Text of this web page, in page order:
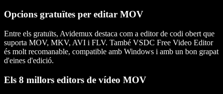
Opcions gratuïtes per editar MOV
Entre els gratuïts, Avidemux destaca com a editor de codi obert que
suporta MOV, MKV, AVI i FLV. També VSDC Free Video Editor
és molt recomanable, compatible amb Windows i amb un bon grapat
d'eines d'edició.
Els 8 millors editors de vídeo MOV